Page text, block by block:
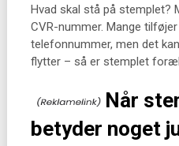
Hvad skal stå på stemplet?
CVR-nummer. Mange
telefonnummer, men det
flytter – så er stemplet
Når
betyder noget